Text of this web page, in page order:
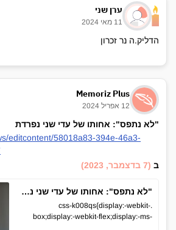
ערן שני
11 מאי 2024
הדליק.ה נר זכרון
Memoriz Plus
12 אפריל 2024
"לא נתפס": אחותו של עדי שני נפרדת
editcontent/58018a83-394e-46a3-
ב (7 בדצמבר, 2023)
"לא נתפס": אחותו של עדי שני נפרדת - קטעים משידור
.css-k008qs{display:-webkit-
box;display:-webkit-flex;display:-ms-